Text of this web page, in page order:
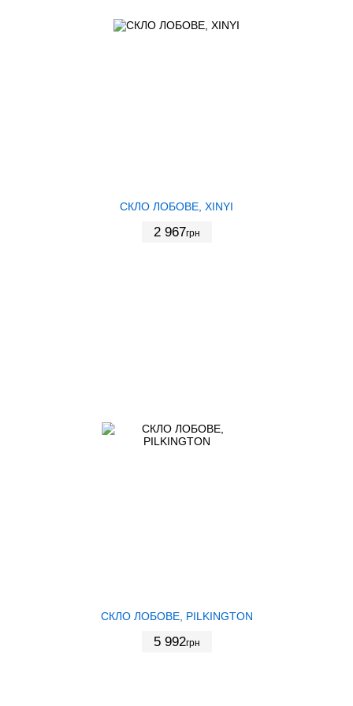
СКЛО ЛОБОВЕ, XINYI
2 967грн
СКЛО ЛОБОВЕ, PILKINGTON
5 992грн